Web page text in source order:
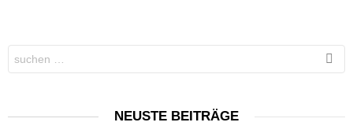
for:
NEUSTE BEITRÄGE